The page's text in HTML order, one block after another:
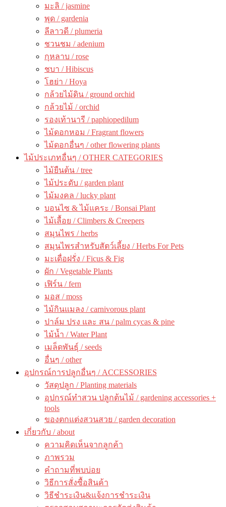
มะลิ / jasmine
พุด / gardenia
ลีลาวดี / plumeria
ชวนชม / adenium
กุหลาบ / rose
ชบา / Hibiscus
โฮย่า / Hoya
กล้วยไม้ดิน / ground orchid
กล้วยไม้ / orchid
รองเท้านารี / paphiopedilum
ไม้ดอกหอม / Fragrant flowers
ไม้ดอกอื่นๆ / other flowering plants
ไม้ประเภทอื่นๆ / OTHER CATEGORIES
ไม้ยืนต้น / tree
ไม้ประดับ / garden plant
ไม้มงคล / lucky plant
บอนไซ & ไม้แคระ / Bonsai Plant
ไม้เลื้อย / Climbers & Creepers
สมุนไพร / herbs
สมุนไพรสำหรับสัตว์เลี้ยง / Herbs For Pets
มะเดื่อฝรั่ง / Ficus & Fig
ผัก / Vegetable Plants
เฟิร์น / fern
มอส / moss
ไม้กินแมลง / carnivorous plant
ปาล์ม ปรง และ สน / palm cycas & pine
ไม้น้ำ / Water Plant
เมล็ดพันธุ์ / seeds
อื่นๆ / other
อุปกรณ์การปลูกอื่นๆ / ACCESSORIES
วัสดุปลูก / Planting materials
อุปกรณ์ทำสวน ปลูกต้นไม้ / gardening accessories +
tools
ของตกแต่งสวนสวย / garden decoration
เกี่ยวกับ / about
ความคิดเห็นจากลูกค้า
ภาพรวม
คำถามที่พบบ่อย
วิธีการสั่งซื้อสินค้า
วิธีชำระเงิน&แจ้งการชำระเงิน